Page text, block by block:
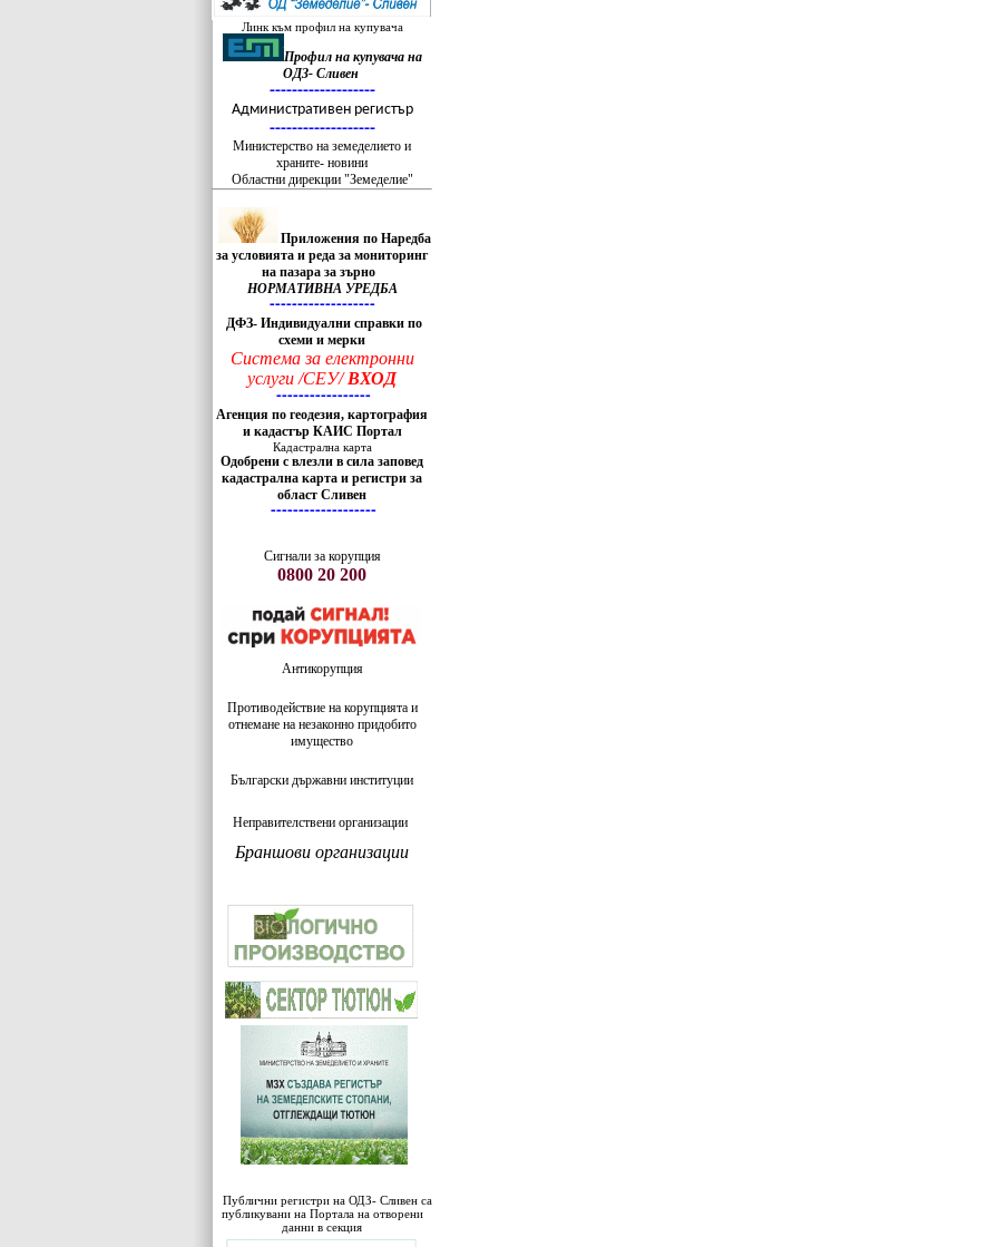
Линк към профил на купувача
Профил на купувача на
ОДЗ- Сливен
-------------------
Административен регистър
-------------------
Министерство на земеделието и
храните- новини
Областни дирекции "Земеделие"
Приложения по Наредба
за условията и реда за мониторинг
на пазара за зърно
НОРМАТИВНА УРЕДБА
-------------------
ДФЗ- Индивидуални справки по
схеми и мерки
Система за електронни
услуги /СЕУ/ВХОД
-----------------
Агенция по геодезия, картография
и кадастър КАИС Портал
Кадастрална карта
Одобрени с влезли в сила заповед
кадастрална карта и регистри за
област Сливен
-------------------
Сигнали за корупция
0800 20 200
Антикорупция
Противодействие на корупцията и
отнемане на незаконно придобито
имущество
Български държавни институции
Неправителствени организации
Браншови организации
Публични регистри на ОДЗ- Сливен са
публикувани на Портала на отворени
данни в секция